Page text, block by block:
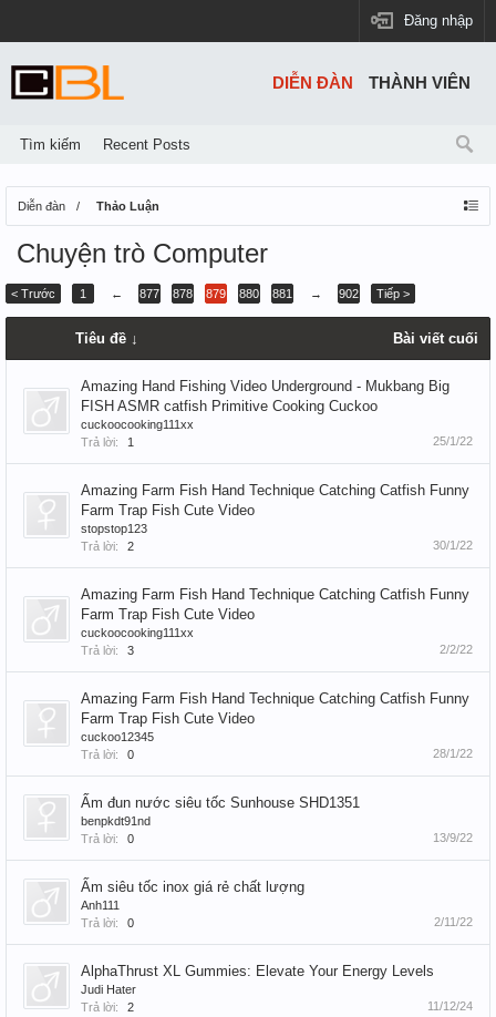
Đăng nhập
Diễn đàn Thảo Luận
Chuyện trò Computer
< Trước 1 ← 877 878 879 880 881 → 902 Tiếp >
Tiêu đề ↓ Bài viết cuối
Amazing Hand Fishing Video Underground - Mukbang Big
FISH ASMR catfish Primitive Cooking Cuckoo
cuckoocooking111xx
Trả lời:
1 25/1/22
Amazing Farm Fish Hand Technique Catching Catfish Funny
Farm Trap Fish Cute Video
stopstop123
Trả lời:
2 30/1/22
Amazing Farm Fish Hand Technique Catching Catfish Funny
Farm Trap Fish Cute Video
cuckoocooking111xx
Trả lời:
3 2/2/22
Amazing Farm Fish Hand Technique Catching Catfish Funny
Farm Trap Fish Cute Video
cuckoo12345
Trả lời:
0 28/1/22
Ấm đun nước siêu tốc Sunhouse SHD1351
benpkdt91nd
Trả lời:
0 13/9/22
Ấm siêu tốc inox giá rẻ chất lượng
Anh111
Trả lời:
0 2/11/22
AlphaThrust XL Gummies: Elevate Your Energy Levels
Judi Hater
Trả lời:
2 11/12/24
DIỄN ĐÀN
Tìm kiếm Recent Posts
THÀNH VIÊN